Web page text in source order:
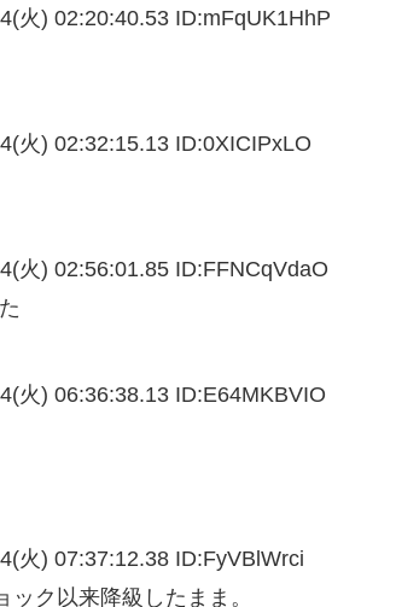
火) 02:20:40.53 ID:mFqUK1HhP
火) 02:32:15.13 ID:0XICIPxLO
火) 02:56:01.85 ID:FFNCqVdaO
火) 06:36:38.13 ID:E64MKBVIO
火) 07:37:12.38 ID:FyVBlWrci
ク以来降級したまま。